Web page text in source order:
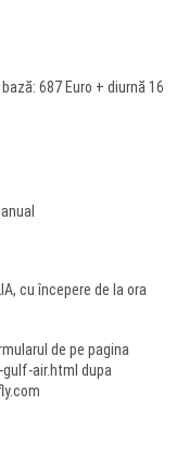
687 Euro + diurnă 16
cu începere de la ora
de pe pagina
air.html dupa